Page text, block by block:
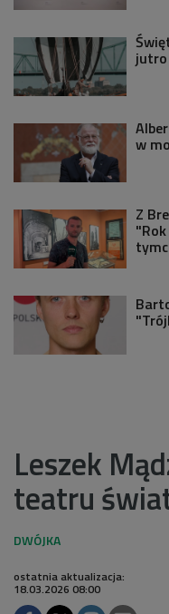
jutro
w
Z
Leszek
teatru
ostatnia aktualizacja:
18.03.2026 08:00